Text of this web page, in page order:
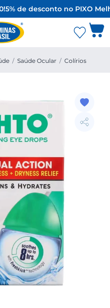
5% de desconto no PIXO
/ Saúde Ocular / Colírios